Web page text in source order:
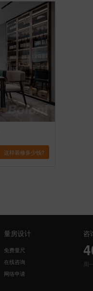
这样装修多少钱?
量房设计
免费量尺
在线咨询
网络申请
咨
周